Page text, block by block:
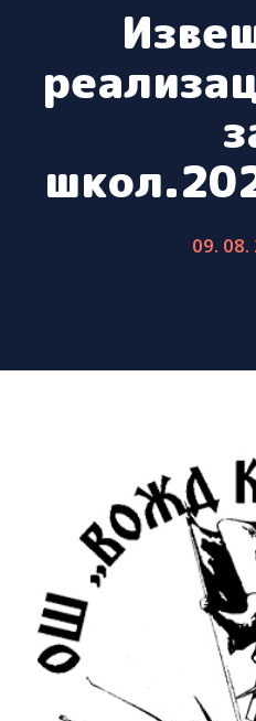
09. 08.